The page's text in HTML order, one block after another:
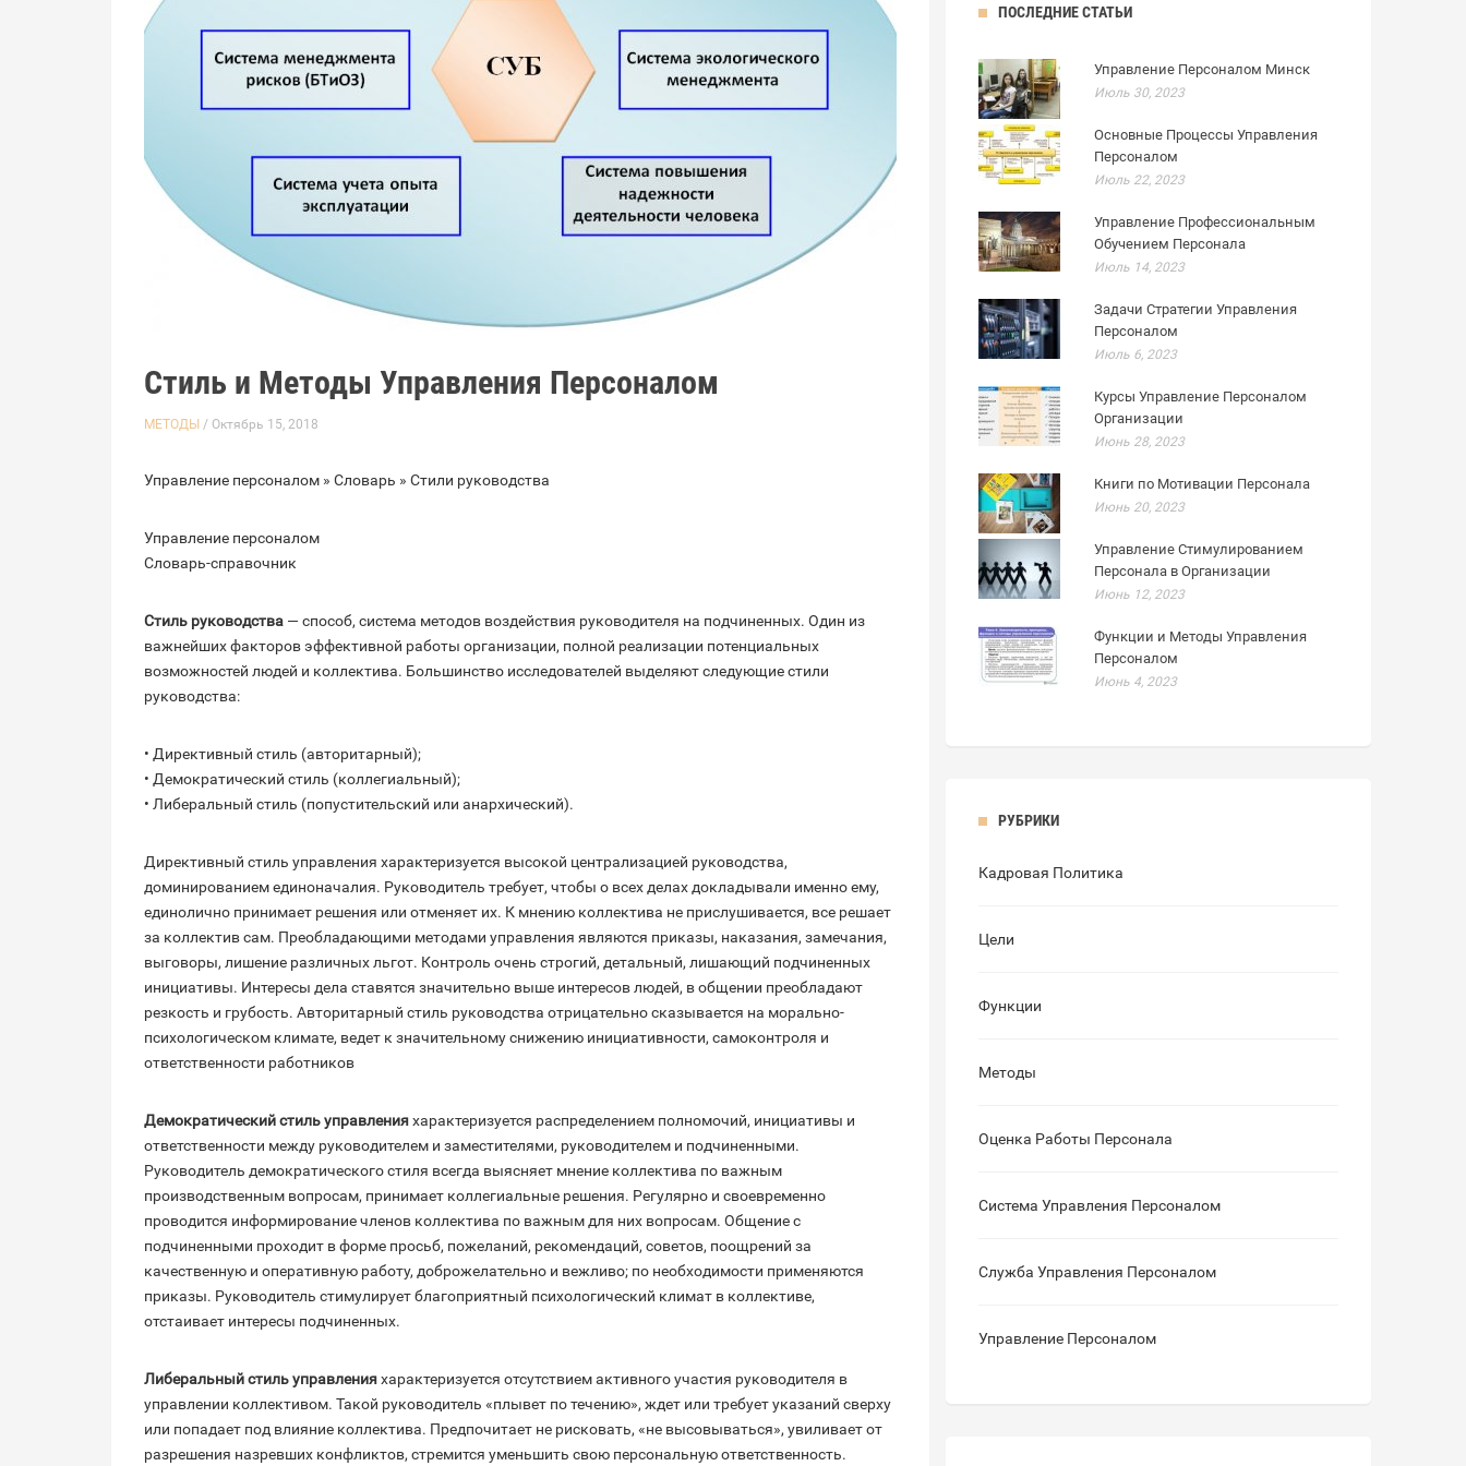
Стиль и Методы Управления Персоналом
МЕТОДЫ / Октябрь 15, 2018
Управление персоналом » Словарь » Стили руководства
Управление персоналом
Словарь-справочник
Стиль руководства — способ, система методов воздействия руководителя на подчиненных. Один из
важнейших факторов эффективной работы организации, полной реализации потенциальных
возможностей людей и коллектива. Большинство исследователей выделяют следующие стили
руководства:
• Директивный стиль (авторитарный);
• Демократический стиль (коллегиальный);
• Либеральный стиль (попустительский или анархический).
Директивный стиль управления характеризуется высокой централизацией руководства,
доминированием единоначалия. Руководитель требует, чтобы о всех делах докладывали именно ему,
единолично принимает решения или отменяет их. К мнению коллектива не прислушивается, все решает
за коллектив сам. Преобладающими методами управления являются приказы, наказания, замечания,
выговоры, лишение различных льгот. Контроль очень строгий, детальный, лишающий подчиненных
инициативы. Интересы дела ставятся значительно выше интересов людей, в общении преобладают
резкость и грубость. Авторитарный стиль руководства отрицательно сказывается на морально-
психологическом климате, ведет к значительному снижению инициативности, самоконтроля и
ответственности работников
Демократический стиль управленияхарактеризуется распределением полномочий, инициативы и
ответственности между руководителем и заместителями, руководителем и подчиненными.
Руководитель демократического стиля всегда выясняет мнение коллектива по важным
производственным вопросам, принимает коллегиальные решения. Регулярно и своевременно
проводится информирование членов коллектива по важным для них вопросам. Общение с
подчиненными проходит в форме просьб, пожеланий, рекомендаций, советов, поощрений за
качественную и оперативную работу, доброжелательно и вежливо; по необходимости применяются
приказы. Руководитель стимулирует благоприятный психологический климат в коллективе,
отстаивает интересы подчиненных.
Либеральный стиль управленияхарактеризуется отсутствием активного участия руководителя в
управлении коллективом. Такой руководитель «плывет по течению», ждет или требует указаний сверху
или попадает под влияние коллектива. Предпочитает не рисковать, «не высовываться», увиливает от
разрешения назревших конфликтов, стремится уменьшить свою персональную ответственность.
ПОСЛЕДНИЕ СТАТЬИ
Управление Персоналом Минск
Июль 30, 2023
Основные Процессы Управления
Персоналом
Июль 22, 2023
Управление Профессиональным
Обучением Персонала
Июль 14, 2023
Задачи Стратегии Управления
Персоналом
Июль 6, 2023
Курсы Управление Персоналом
Организации
Июнь 28, 2023
Книги по Мотивации Персонала
Июнь 20, 2023
Управление Стимулированием
Персонала в Организации
Июнь 12, 2023
Функции и Методы Управления
Персоналом
Июнь 4, 2023
РУБРИКИ
Кадровая Политика
Цели
Функции
Методы
Оценка Работы Персонала
Система Управления Персоналом
Служба Управления Персоналом
Управление Персоналом